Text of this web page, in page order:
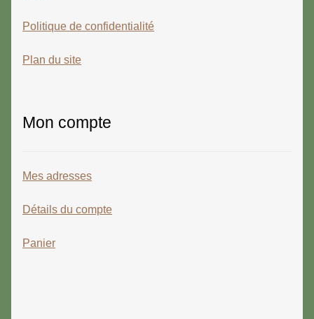
Politique de confidentialité
Plan du site
Mon compte
Mes adresses
Détails du compte
Panier